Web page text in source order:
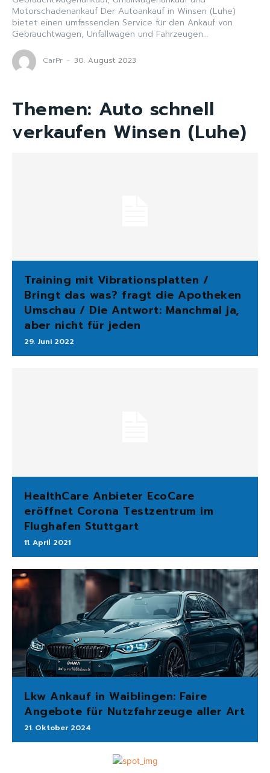
Motorschadenankauf Der Autoankauf in Winsen (Luhe)
bietet einen umfassenden Service für den Ankauf von
Gebrauchtwagen, Unfallwagen und Fahrzeugen...
CarPr - 30. August 2023
Themen: Auto schnell
verkaufen Winsen (Luhe)
Training mit Vibrationsplatten /
Bringt das was? fragt die Apotheken
Umschau / Die Antwort: Manchmal ja,
aber nicht für jeden
29. Juni 2022
HealthCare Anbieter EcoCare
eröffnet Corona Testzentrum im
Flughafen Stuttgart
11. April 2021
Lkw Ankauf in Waiblingen: Faire
Angebote für Nutzfahrzeuge aller Art
21. Oktober 2024